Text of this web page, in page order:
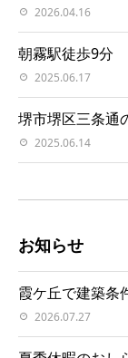
2026.04.16
朝霧駅徒歩9分
2025.06.17
堺市堺区三条通
2025.06.14
お知らせ
霞ケ丘で建築条
2026.07.27